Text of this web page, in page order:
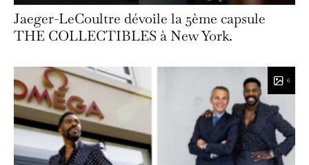
Jaeger-LeCoultre dévoile la 5ème capsule
THE COLLECTIBLES à New York.
6